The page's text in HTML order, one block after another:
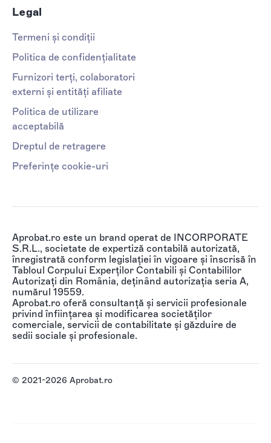
Legal
Termeni și condiții
Politica de confidențialitate
Furnizori terți, colaboratori
externi și entități afiliate
Politica de utilizare
acceptabilă
Dreptul de retragere
Preferințe cookie-uri
Aprobat.ro este un brand operat de INCORPORATE
S.R.L., societate de expertiză contabilă autorizată,
înregistrată conform legislației în vigoare și înscrisă în
Tabloul Corpului Experților Contabili și Contabililor
Autorizați din România, deținând autorizația seria A,
numărul 19559.
Aprobat.ro oferă consultanță și servicii profesionale
privind înființarea și modificarea societăților
comerciale, servicii de contabilitate și găzduire de
sedii sociale și profesionale.
© 2021-2026 Aprobat.ro